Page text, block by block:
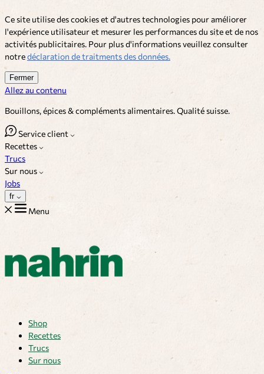
Ce site utilise des cookies et d'autres technologies pour améliorer
l'expérience utilisateur et mesurer les performances du site et de nos
activités publicitaires. Pour plus d'informations veuillez consulter
notredéclaration de traitments des données.
Fermer
Allez au contenu
Bouillons, épices & compléments alimentaires. Qualité suisse.
Service client
Recettes
Trucs
Sur nous
Jobs
fr
Menu
Shop
Recettes
Trucs
Sur nous